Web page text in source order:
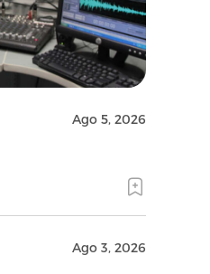
Ago 5, 2026
Ago 3, 2026